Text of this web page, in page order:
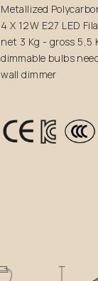
Metallized
4 X 12W E27 LED
net 3 Kg - gross 5,5
dimmable bulbs
wall dimmer